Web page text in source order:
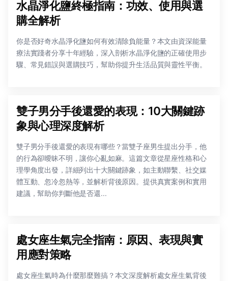
水晶淨化鹽終極指南：功效、使用與選
購全解析
你是否好奇水晶淨化鹽如何有效清除負能量？本文由資深能量
療法實踐者分享十年經驗，深入剖析水晶淨化鹽的正確使用步
驟、常見錯誤與選購技巧，幫助你提升生活品質與靈性平衡。
雙子男分手後還愛的表現：10大關鍵跡
象與心理深度解析
雙子男分手後還愛的表現有哪些？當雙子座男生提出分手，他
的行為卻曖昧不明，讓你心亂如麻。這篇文章從星座性格和心
理學角度出發，詳細列出十大關鍵跡象，如主動聯繫、社交媒
體互動、忽冷忽熱等，並解析背後原因。提供真實案例和實用
建議，幫助你判斷他是否還...
處女座生氣完全指南：原因、表現與實
用應對策略
處女座生氣時為什麼那麼難搞？本文深度解析處女座生氣背後